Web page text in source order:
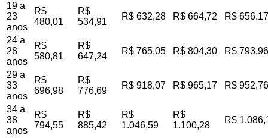
19 a
23
anos
R$
480,01
R$
534,91
R$ 632,28 R$ 664,72 R$ 656,17
24 a
28
anos
R$
580,81
R$
647,24
R$ 765,05 R$ 804,30 R$ 793,96
29 a
33
anos
R$
696,98
R$
776,69
R$ 918,07 R$ 965,17 R$ 952,76
34 a
38
anos
R$
794,55
R$
885,42
R$
1.046,59
R$
1.100,28
R$